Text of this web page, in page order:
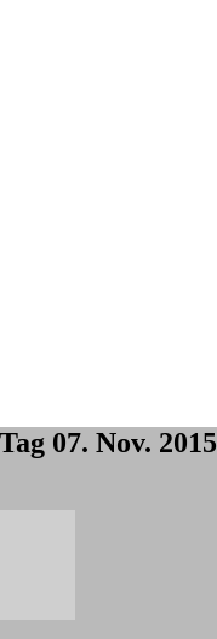
07. Nov. 2015